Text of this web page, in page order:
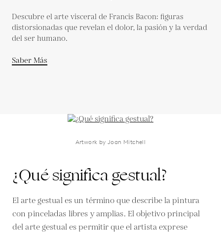
Descubre el arte visceral de Francis Bacon: figuras
distorsionadas que revelan el dolor, la pasión y la verdad
del ser humano.
Saber Más
Artwork by Joan Mitchell
¿Qué significa gestual?
El arte gestual es un término que describe la pintura
con pinceladas libres y amplias. El objetivo principal
del arte gestual es permitir que el artista exprese